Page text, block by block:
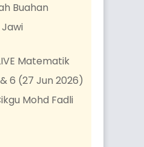
Buahan
Matematik
6 (27 Jun 2026)
Mohd Fadli